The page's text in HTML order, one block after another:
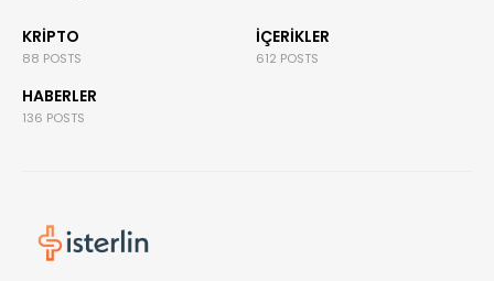
KRIPTO
88 POSTS
İÇERIKLER
612 POSTS
HABERLER
136 POSTS